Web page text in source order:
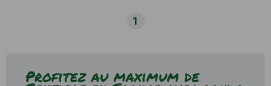
1
Profitez au maximum de